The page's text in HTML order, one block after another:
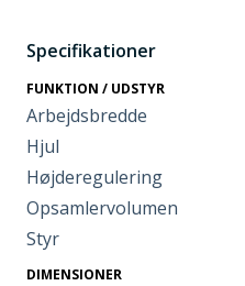
Specifikationer
FUNKTION / UDSTYR
Arbejdsbredde
Hjul
Højderegulering
Opsamlervolumen
Styr
DIMENSIONER